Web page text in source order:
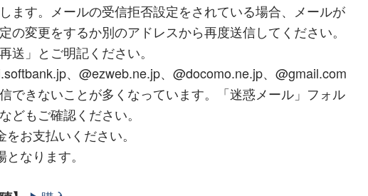
ます。メールの受信拒否設定をされている場合、メールが
の変更をするか別のアドレスから再度送信してください。
送」とご明記ください。
、@ezweb.ne.jp、@docomo.ne.jp、@gmail.com
できないことが多くなっています。「迷惑メール」フォル
どもご確認ください。
お支払いください。
なります。